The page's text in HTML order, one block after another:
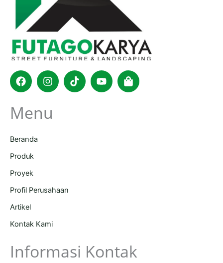
FacebookInstagram
TiktokYoutubeShopping-
bag
Menu
Beranda
Produk
Proyek
Profil Perusahaan
Artikel
Kontak Kami
Informasi Kontak